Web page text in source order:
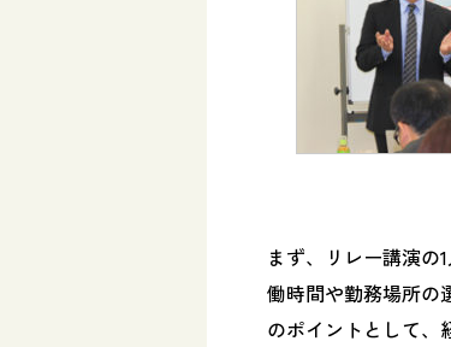
まず、リレー講演の
働時間や勤務場所の
のポイントとして、